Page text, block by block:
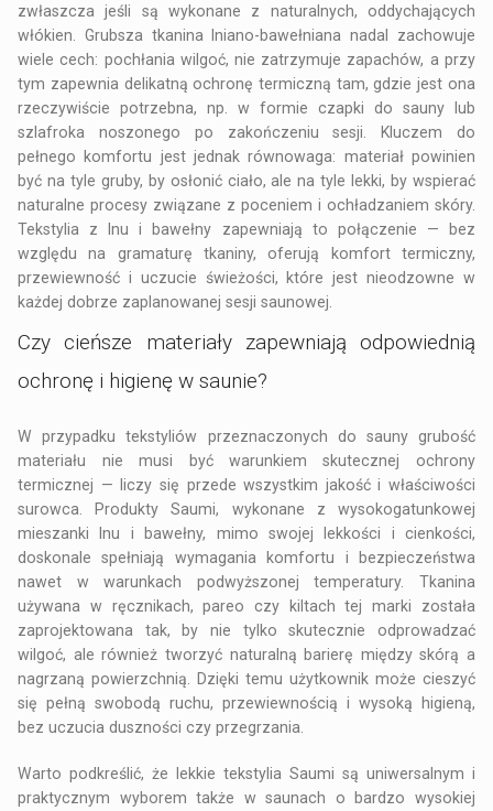
zwłaszcza jeśli są wykonane z naturalnych, oddychających
włókien. Grubsza tkanina lniano-bawełniana nadal zachowuje
wiele cech: pochłania wilgoć, nie zatrzymuje zapachów, a przy
tym zapewnia delikatną ochronę termiczną tam, gdzie jest ona
rzeczywiście potrzebna, np. w formie czapki do sauny lub
szlafroka noszonego po zakończeniu sesji. Kluczem do
pełnego komfortu jest jednak równowaga: materiał powinien
być na tyle gruby, by osłonić ciało, ale na tyle lekki, by wspierać
naturalne procesy związane z poceniem i ochładzaniem skóry.
Tekstylia z lnu i bawełny zapewniają to połączenie — bez
względu na gramaturę tkaniny, oferują komfort termiczny,
przewiewność i uczucie świeżości, które jest nieodzowne w
każdej dobrze zaplanowanej sesji saunowej.
Czy cieńsze materiały zapewniają odpowiednią
ochronę i higienę w saunie?
W przypadku tekstyliów przeznaczonych do sauny grubość
materiału nie musi być warunkiem skutecznej ochrony
termicznej — liczy się przede wszystkim jakość i właściwości
surowca. Produkty Saumi, wykonane z wysokogatunkowej
mieszanki lnu i bawełny, mimo swojej lekkości i cienkości,
doskonale spełniają wymagania komfortu i bezpieczeństwa
nawet w warunkach podwyższonej temperatury. Tkanina
używana w ręcznikach, pareo czy kiltach tej marki została
zaprojektowana tak, by nie tylko skutecznie odprowadzać
wilgoć, ale również tworzyć naturalną barierę między skórą a
nagrzaną powierzchnią. Dzięki temu użytkownik może cieszyć
się pełną swobodą ruchu, przewiewnością i wysoką higieną,
bez uczucia duszności czy przegrzania.
Warto podkreślić, że lekkie tekstylia Saumi są uniwersalnym i
praktycznym wyborem także w saunach o bardzo wysokiej